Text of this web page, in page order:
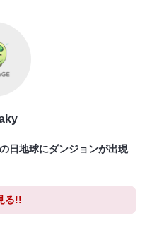
日地球にダンジョンが出現
る!!